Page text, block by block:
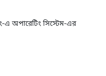
এ অপারেটিং সিস্টেম-এর